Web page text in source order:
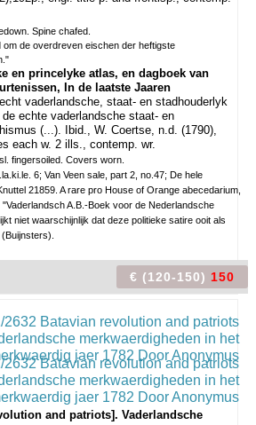
Spine chafed.
om de overdreven eischen der heftigste
en princelyke atlas, en dagboek van
In de laatste Jaaren
vaderlandsche, staat- en stadhouderlyk
echte vaderlandsche staat- en
(...). Ibid., W. Coertse, n.d. (1790),
each w. 2 ills., contemp. wr.
fingersoiled. Covers worn.
6; Van Veen sale, part 2, no.47; De hele
21859. A rare pro House of Orange abecedarium,
A.B.-Boek voor de Nederlandsche
niet waarschijnlijk dat deze politieke satire ooit als
€ (120-150) 150
and patriots]. Vaderlandsche